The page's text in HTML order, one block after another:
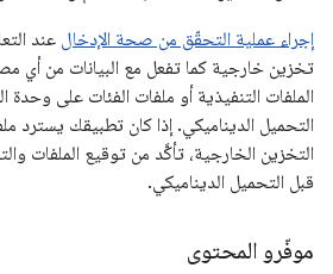
إجراء عملية التحقّق من صحة الإدخال عند
تخزين خارجية كما تفعل مع البيانات من أي
الملفات التنفيذية أو ملفات الفئات على وحدة
التحميل الديناميكي. إذا كان تطبيقك يسترد
التخزين الخارجية، تأكَّد من توقيع الملفات
قبل التحميل الديناميكي.
موفّرو المحتوى